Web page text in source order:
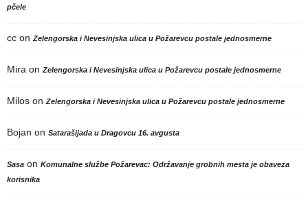
pčele
cc onZelengorska i Nevesinjska ulica u Požarevcu postale jednosmerne
Mira onZelengorska i Nevesinjska ulica u Požarevcu postale jednosmerne
Milos onZelengorska i Nevesinjska ulica u Požarevcu postale jednosmerne
Bojan on Satarašijada u Dragovcu 16. avgusta
Sasa on Komunalne službe Požarevac: Održavanje grobnih mesta je obaveza
korisnika